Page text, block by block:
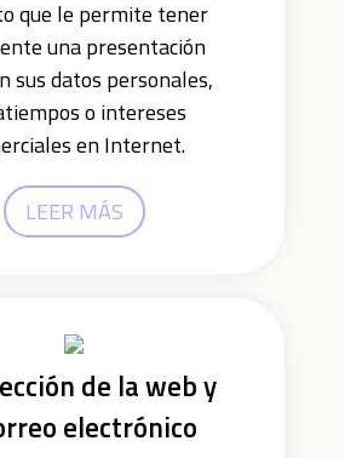
que le permite tener
una presentación
sus datos personales,
o intereses
en Internet.
LEER MÁS
de la web y
electrónico